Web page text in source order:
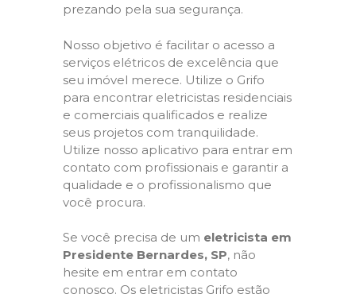
prezando pela sua segurança.
Nosso objetivo é facilitar o acesso a
serviços elétricos de excelência que
seu imóvel merece. Utilize o Grifo
para encontrar eletricistas residenciais
e comerciais qualificados e realize
seus projetos com tranquilidade.
Utilize nosso aplicativo para entrar em
contato com profissionais e garantir a
qualidade e o profissionalismo que
você procura.
Se você precisa de um eletricista em
Presidente Bernardes, SP, não
hesite em entrar em contato
conosco. Os eletricistas Grifo estão